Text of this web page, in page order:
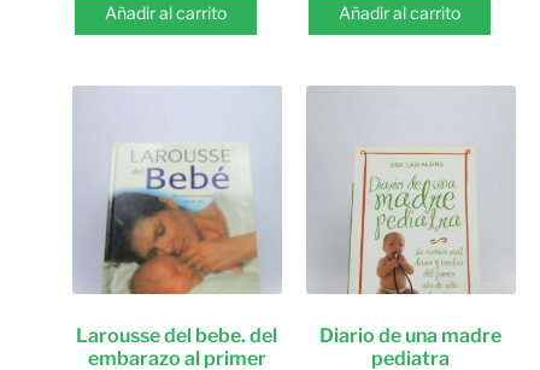
Añadir al carrito Añadir al carrito
Larousse del bebe. del
embarazo al primer
Diario de una madre
pediatra